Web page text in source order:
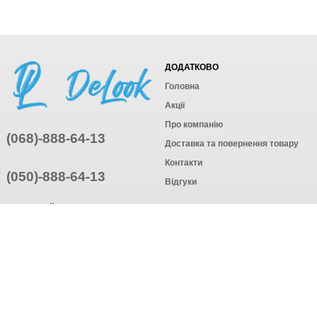
(068)-888-64-13
(050)-888-64-13
ДОДАТКОВО
Головна
Акції
Про компанію
Доставка та повернення товару
Контакти
Відгуки